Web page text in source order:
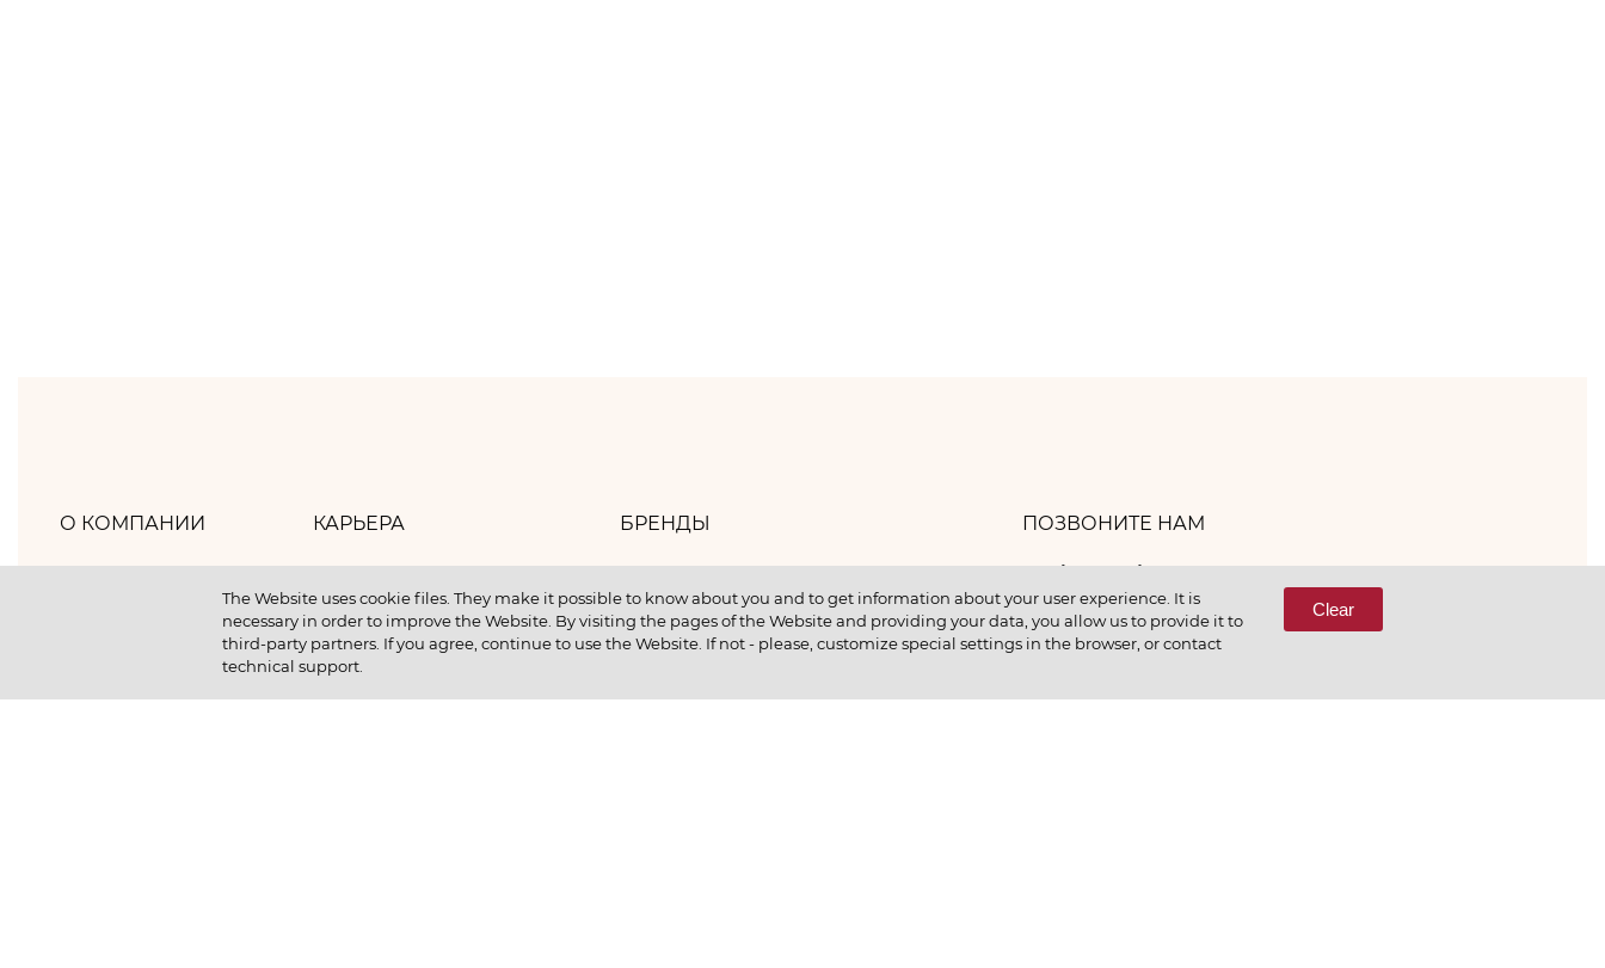
О КОМПАНИИ
Политика компании
КАРЬЕРА
Как мы отдыхаем
Как мы учимся
БРЕНДЫ
КОНТАКТЫ
ПОЗВОНИТЕ НАМ
8 (800) 333-65-66
The Website uses cookie files. They make it possible to know about you and to get information about your user experience. It is
necessary in order to improve the Website. By visiting the pages of the Website and providing your data, you allow us to provide it to
third-party partners. If you agree, continue to use the Website. If not - please, customize special settings in the browser, or contact
technical support.
Clear